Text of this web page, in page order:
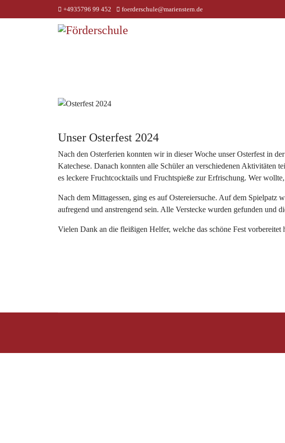
+4935796 99 452 foerderschule@marienstern.de
Unser Osterfest 2024
Nach den Osterferien konnten wir in dieser Woche unser Osterfest in
Katechese. Danach konnten alle Schüler an verschiedenen Aktivitäten
es leckere Fruchtcocktails und Fruchtspieße zur Erfrischung. Wer
Nach dem Mittagessen, ging es auf Ostereiersuche. Auf dem
aufregend und anstrengend sein. Alle Verstecke wurden gefunden und
Vielen Dank an die fleißigen Helfer, welche das schöne Fest vorbereitet